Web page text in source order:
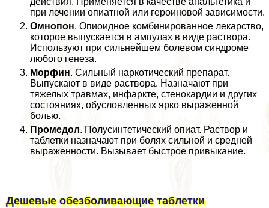
при лечении опиатной или героиновой зависимости.
Омнопон. Опиоидное комбинированное лекарство,
которое выпускается в ампулах в виде раствора.
Используют при сильнейшем болевом синдроме
любого генеза.
Морфин. Сильный наркотический препарат.
Выпускают в виде раствора. Назначают при
тяжелых травмах, инфаркте, стенокардии и других
состояниях, обусловленных ярко выраженной
болью.
Промедол. Полусинтетический опиат. Раствор и
таблетки назначают при болях сильной и средней
выраженности. Вызывает быстрое привыкание.
Дешевые обезболивающие таблетки